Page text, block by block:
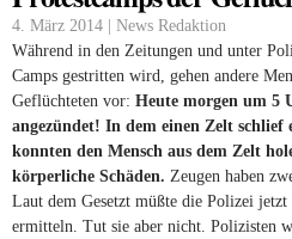
4. März 2014 | News Redaktion
Während in den Zeitungen und unter
Camps gestritten wird, gehen andere
Geflüchteten vor: Heute morgen um 5
angezündet! In dem einen Zelt schlief
konnten den Mensch aus dem Zelt
körperliche Schäden. Zeugen haben
Laut dem Gesetzt müßte die Polizei jetzt
ermitteln. Tut sie aber nicht. Polizisten